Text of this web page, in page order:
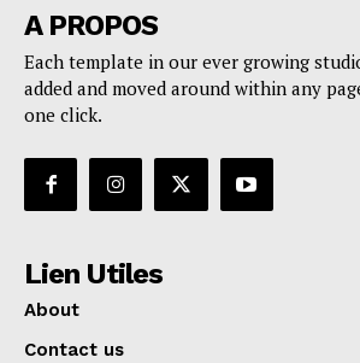
A PROPOS
Each template in our ever growing
added and moved around within any
one click.
Lien Utiles
About
Contact us